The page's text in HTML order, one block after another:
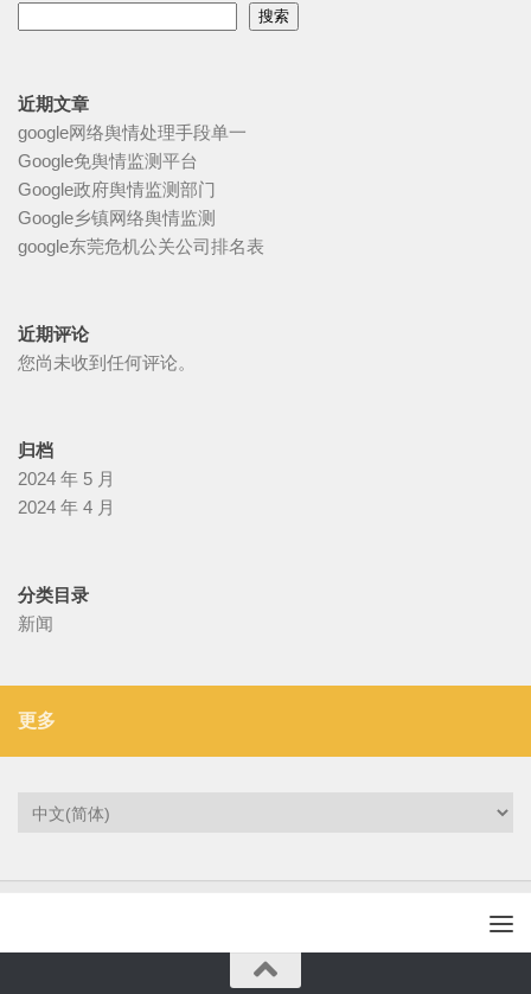
搜索
近期文章
google网络舆情处理手段单一
Google免舆情监测平台
Google政府舆情监测部门
Google乡镇网络舆情监测
google东莞危机公关公司排名表
近期评论
您尚未收到任何评论。
归档
2024 年 5 月
2024 年 4 月
分类目录
新闻
更多